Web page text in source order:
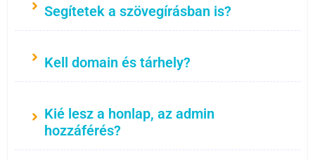
Segítetek a szövegírásban is?
Kell domain és tárhely?
Kié lesz a honlap, az admin
hozzáférés?